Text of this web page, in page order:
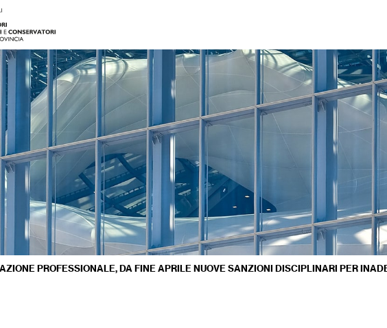
PROFESSIONALE, DA FINE APRILE NUOVE SANZIONI DISCIPLINARI PER